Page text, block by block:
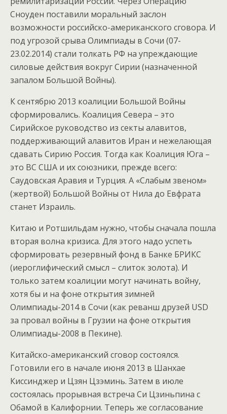
Сноуден поставили моральный заслон
возможности российско-американского сговора. И
под угрозой срыва Олимпиады в Сочи (07-
23.02.2014) стали толкать РФ на упреждающие
силовые действия вокруг Сирии (назначенной
запалом Большой Войны).
К сентябрю 2013 коалиции Большой Войны
сформировались. Коалиция Севера – это
Сирийское руководство из секты алавитов,
поддерживающий алавитов Иран и нежелающая
сдавать Сирию Россия. Тогда как Коалиция Юга –
это ВС США и их союзники, прежде всего:
Саудовская Аравия и Турция. А «Слабым звеном»
(жертвой) Большой Войны от Нила до Евфрата
станет Израиль.
Китаю и Ротшильдам нужно, чтобы сначала пошла
вторая волна кризиса. Для этого надо успеть
сформировать резервный фонд в Банке БРИКС
(иероглифический смысл – слиток золота). И
только затем коалиции могут начинать войну,
хотя бы и на фоне открытия зимней
Олимпиады-2014 в Сочи (как реванш друзей USD
за провал войны в Грузии на фоне открытия
Олимпиады-2008 в Пекине).
Китайско-американский сговор состоялся.
Готовили его в начале июня 2013 в Шанхае
Киссинджер и Цзян Цзэминь. Затем в июле
состоялась прорывная встреча Си Цзиньпина с
Обамой в Калифорнии. Теперь же согласование